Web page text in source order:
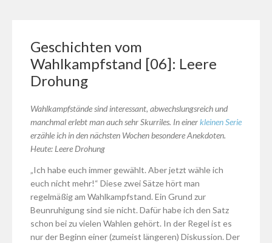
Geschichten vom
Wahlkampfstand [06]: Leere
Drohung
Wahlkampfstände sind interessant, abwechslungsreich und
manchmal erlebt man auch sehr Skurriles. In einerkleinen Serie
erzähle ich in den nächsten Wochen besondere Anekdoten.
Heute: Leere Drohung
„Ich habe euch immer gewählt. Aber jetzt wähle ich
euch nicht mehr!“ Diese zwei Sätze hört man
regelmäßig am Wahlkampfstand. Ein Grund zur
Beunruhigung sind sie nicht. Dafür habe ich den Satz
schon bei zu vielen Wahlen gehört. In der Regel ist es
nur der Beginn einer (zumeist längeren) Diskussion. Der